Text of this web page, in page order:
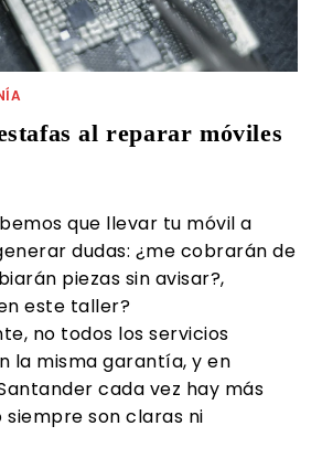
al reparar móviles
que llevar tu móvil a
dudas: ¿me cobrarán de
piezas sin avisar?,
este taller?
no todos los servicios
la misma garantía, y en
cada vez hay más
siempre son claras ni